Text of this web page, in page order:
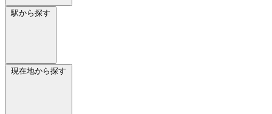
駅から探す
現在地から探す